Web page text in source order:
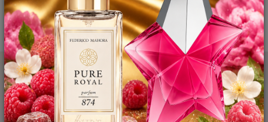
Hľadať
Úvod YODEYMA - DÁMSKE PARFEMY VZORKY VôNÍ
LUXOR /
Inšpirovaná YVES SAINT LAURENT Libre .. 2ml
LUXOR / Inšpirovaná YVES SAINT